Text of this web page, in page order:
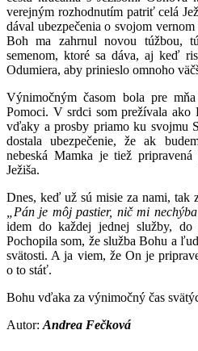
verejným rozhodnutím patriť celá
dával ubezpečenia o svojom
Boh ma zahrnul novou túžbou,
semenom, ktoré sa dáva, aj keď
Odumiera, aby prinieslo omnoho
Výnimočným časom bola pre
Pomoci. V srdci som prežívala ako
vďaky a prosby priamo ku svojmu
dostala ubezpečenie, že ak
nebeská Mamka je tiež
Ježiša.
Dnes, keď už sú misie za nami, tak
„Pán je môj pastier, nič mi
idem do každej jednej služby,
Pochopila som, že služba Bohu a
svätosti. A ja viem, že On je
o to stáť.
Bohu vďaka za výnimočný čas
Autor: Andrea Fečková